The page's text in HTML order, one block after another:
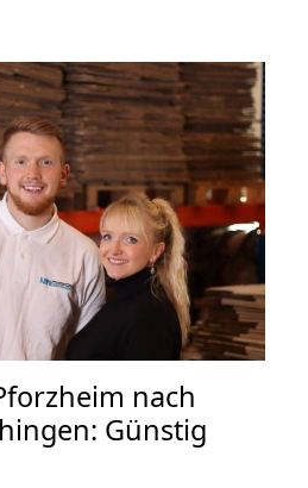
nach
Günstig